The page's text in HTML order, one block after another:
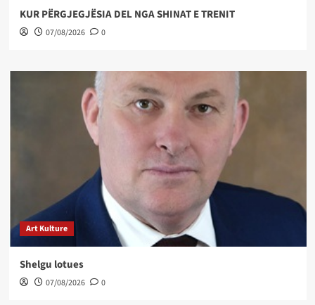
KUR PËRGJEGJËSIA DEL NGA SHINAT E TRENIT
07/08/2026 0
Art Kulture
Shelgu lotues
07/08/2026 0